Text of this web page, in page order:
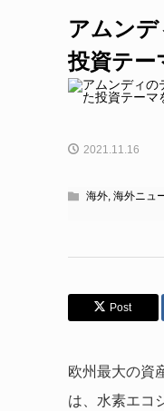
アムン
投資テー
2021.11.16
海外, 海外ニュ
Post
欧州最大の資
は、水素エコ